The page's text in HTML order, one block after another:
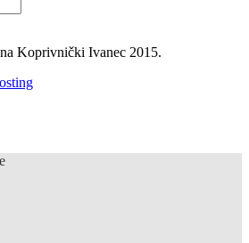
Koprivnički Ivanec 2015.